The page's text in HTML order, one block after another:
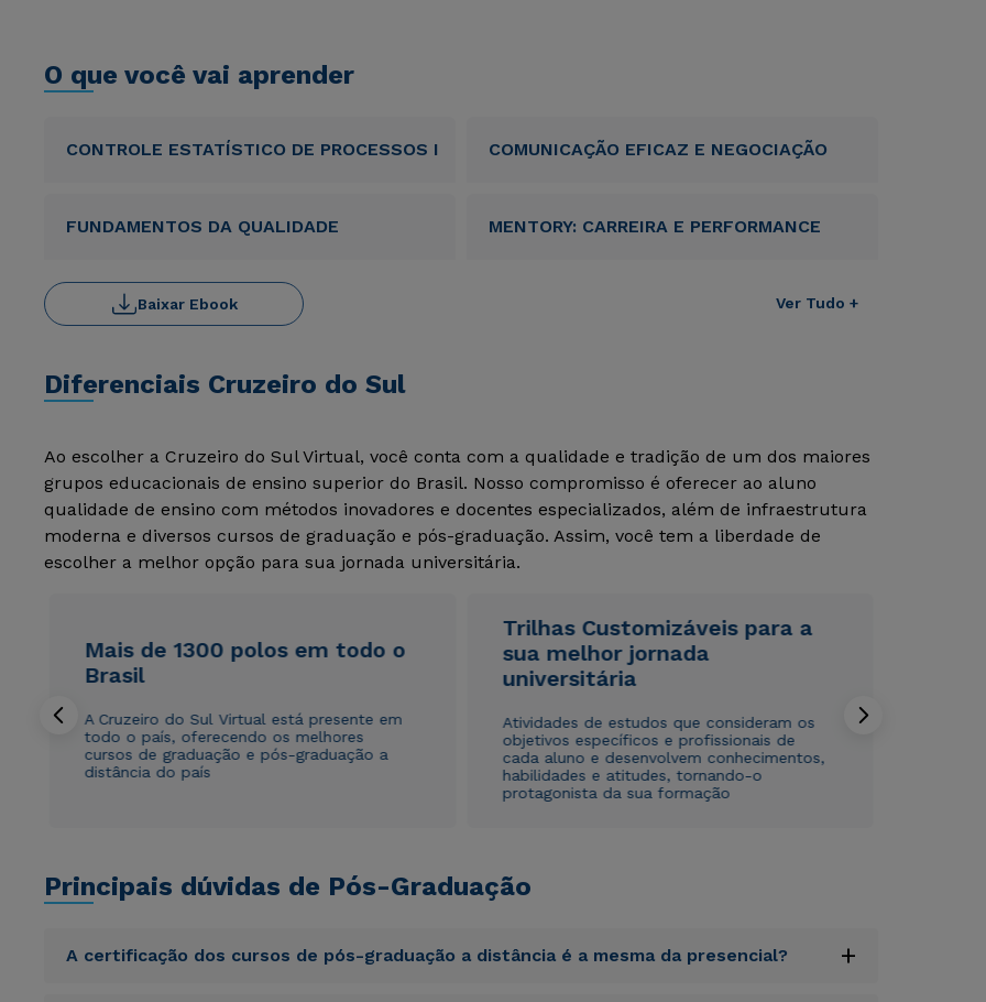
O que você vai aprender
CONTROLE ESTATÍSTICO DE PROCESSOS I COMUNICAÇÃO EFICAZ E NEGOCIAÇÃO
FUNDAMENTOS DA QUALIDADE MENTORY: CARREIRA E PERFORMANCE
Ver Tudo +
Baixar Ebook
Diferenciais Cruzeiro do Sul
Ao escolher a Cruzeiro do Sul Virtual, você conta com a qualidade e tradição de um dos maiores
grupos educacionais de ensino superior do Brasil. Nosso compromisso é oferecer ao aluno
qualidade de ensino com métodos inovadores e docentes especializados, além de infraestrutura
moderna e diversos cursos de graduação e pós-graduação. Assim, você tem a liberdade de
escolher a melhor opção para sua jornada universitária.
Mais de 1300 polos em todo o
Brasil
A Cruzeiro do Sul Virtual está presente em
todo o país, oferecendo os melhores
cursos de graduação e pós-graduação a
distância do país
Trilhas Customizáveis para a
sua melhor jornada
universitária
Atividades de estudos que consideram os
objetivos específicos e profissionais de
cada aluno e desenvolvem conhecimentos,
habilidades e atitudes, tornando-o
protagonista da sua formação
Principais dúvidas de Pós-Graduação
A certificação dos cursos de pós-graduação a distância é a mesma da presencial? +
Rápido e fácil
ou
envio de conteúdos da Cruzeiro do Sul.
Rápido e fácil
ou
envio de conteúdos da Cruzeiro do Sul.